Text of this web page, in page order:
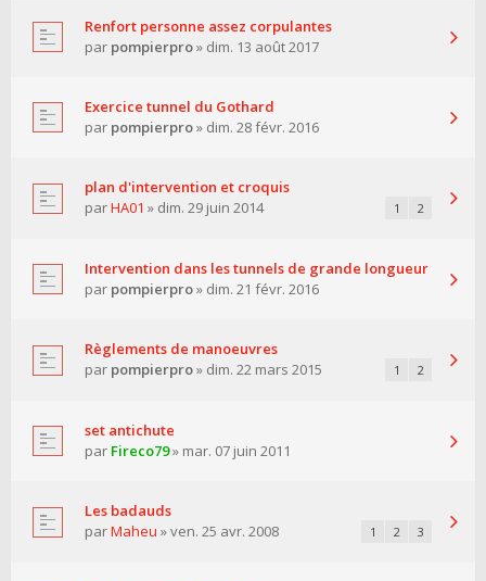
Renfort personne assez corpulantes
par pompierpro» dim. 13 août 2017
Exercice tunnel du Gothard
par pompierpro» dim. 28 févr. 2016
plan d'intervention et croquis
parHA01 » dim. 29 juin 2014 1 2
Intervention dans les tunnels de grande longueur
par pompierpro» dim. 21 févr. 2016
Règlements de manoeuvres
par pompierpro» dim. 22 mars 2015 1 2
set antichute
par Fireco79» mar. 07 juin 2011
Les badauds
parMaheu » ven. 25 avr. 2008 1 2 3